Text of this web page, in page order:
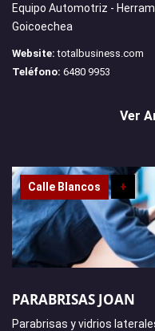
Equipo Automotriz -
Goicoechea
Website: totalbusiness.com
Teléfono: 6480 9953
Ver
Calle Blancos +
PARABRISAS JOAN
Parabrisas y vidrios